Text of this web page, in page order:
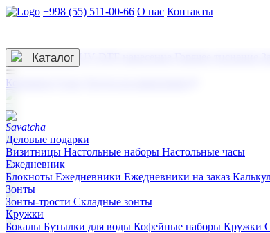
+998 (55) 511-00-66 О нас Контакты
3D гравировка
☰
Контакты
Каталог
Деловые подарки
Визитницы Настольные наборы Настольные часы
Ежедневник
Блокноты Ежедневники Ежедневники на заказ
Зонты
Зонты-трости Складные зонты
Кружки
Бокалы Бутылки для воды Кофейные наборы Кружки